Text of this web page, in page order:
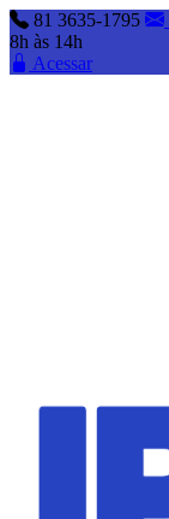
81 3635-1795
8h às 14h
Acessar